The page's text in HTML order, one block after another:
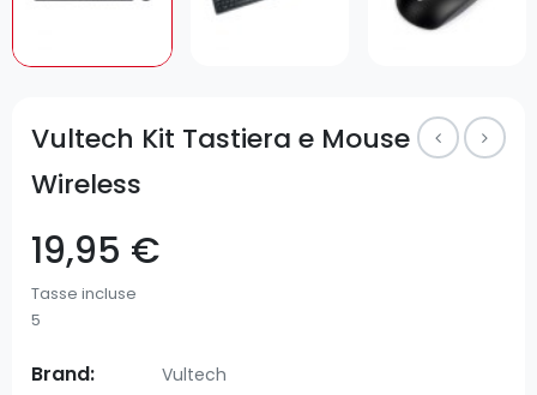
Vultech Kit Tastiera e Mouse
Wireless
19,95 €
Tasse incluse
5
Brand: Vultech